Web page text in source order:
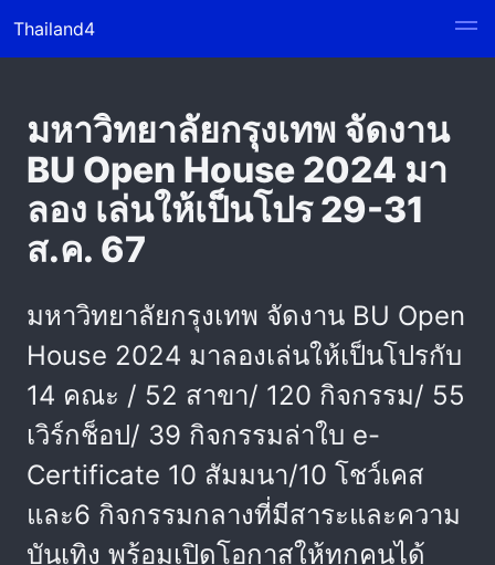
Thailand4
มหาวิทยาลัยกรุงเทพ จัดงาน
BU Open House 2024 มา
ลอง เล่นให้เป็นโปร 29-31
ส.ค. 67
มหาวิทยาลัยกรุงเทพ จัดงาน BU Open
House 2024 มาลองเล่นให้เป็นโปรกับ
14 คณะ / 52 สาขา/ 120 กิจกรรม/ 55
เวิร์กช็อป/ 39 กิจกรรมล่าใบ e-
Certificate 10 สัมมนา/10 โชว์เคส
และ6 กิจกรรมกลางที่มีสาระและความ
บันเทิง พร้อมเปิดโอกาสให้ทุกคนได้